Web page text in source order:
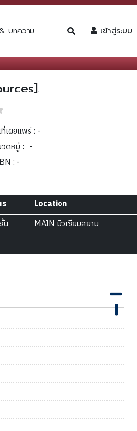
บทความ เข้าสู่ระบบ
เผยแพร่ : -
ดหมู่ : -
: -
Location
น
MAIN มิวเซียมสยาม